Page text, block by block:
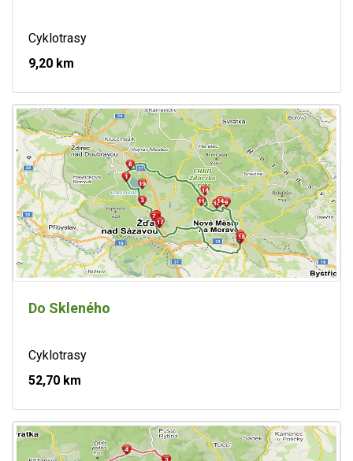
Cyklotrasy
9,20 km
Do Skleného
Cyklotrasy
52,70 km